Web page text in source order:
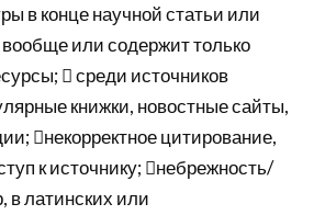
в конце научной статьи или
вообще или содержит только
 среди источников
книжки, новостные сайты,
некорректное цитирование,
к источнику; небрежность/
в латинских или